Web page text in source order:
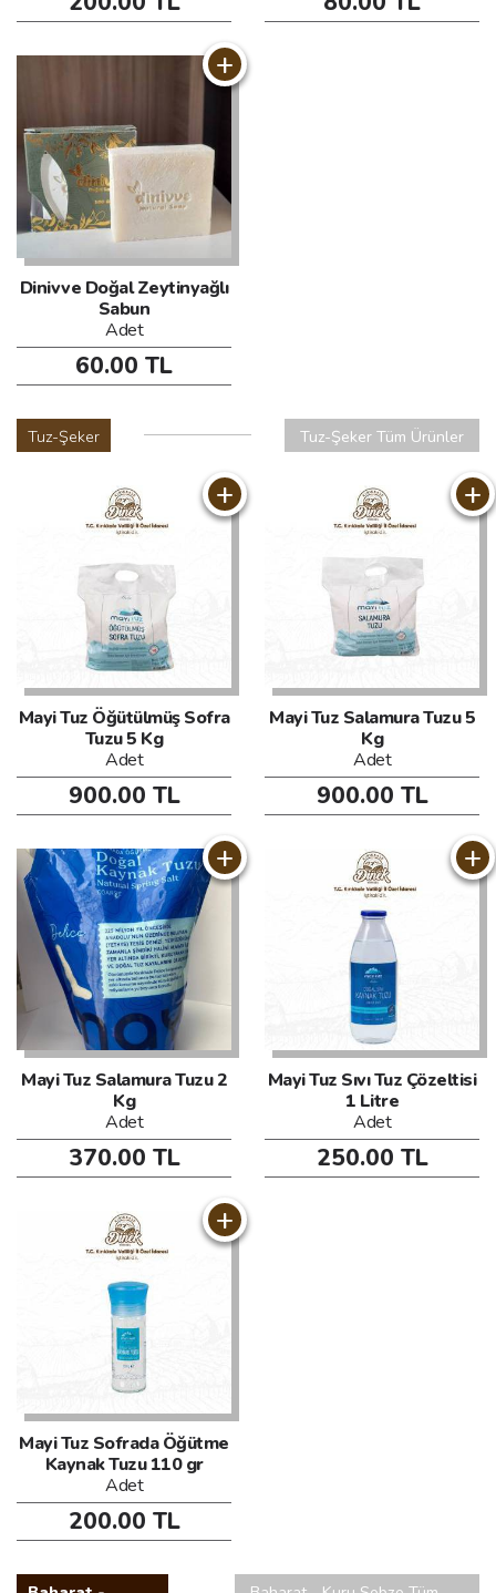
+
Dinivve Doğal Zeytinyağlı
Sabun
Adet
60.00 TL
Tuz-Şeker Tuz-Şeker Tüm Ürünler
+
Mayi Tuz Öğütülmüş Sofra
Tuzu 5 Kg
Adet
900.00 TL
+
Mayi Tuz Salamura Tuzu 5
Kg
Adet
900.00 TL
+
Mayi Tuz Salamura Tuzu 2
Kg
Adet
370.00 TL
+
Mayi Tuz Sıvı Tuz Çözeltisi
1 Litre
Adet
250.00 TL
+
Mayi Tuz Sofrada Öğütme
Kaynak Tuzu 110 gr
Adet
200.00 TL